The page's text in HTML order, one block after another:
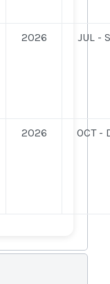
2026 JUL -
2026 OCT -